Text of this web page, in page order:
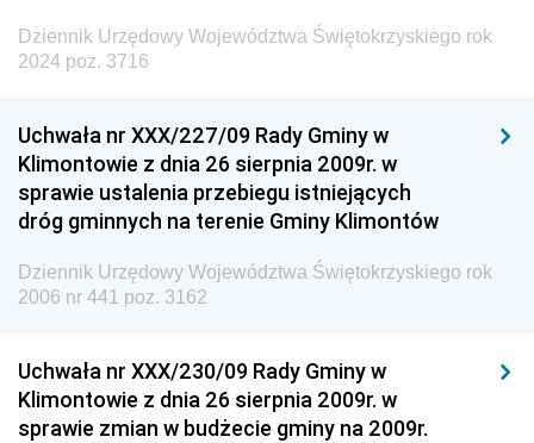
Dziennik Urzędowy Województwa Świętokrzyskiego rok
2024 poz. 3716
Uchwała nr XXX/227/09 Rady Gminy w
Klimontowie z dnia 26 sierpnia 2009r. w
sprawie ustalenia przebiegu istniejących
dróg gminnych na terenie Gminy Klimontów
Dziennik Urzędowy Województwa Świętokrzyskiego rok
2006 nr 441 poz. 3162
Uchwała nr XXX/230/09 Rady Gminy w
Klimontowie z dnia 26 sierpnia 2009r. w
sprawie zmian w budżecie gminy na 2009r.